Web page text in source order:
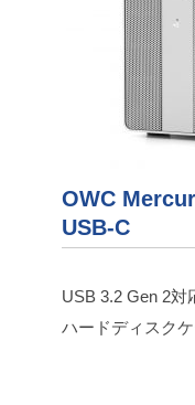
OWC
USB-C
USB 3.2 Gen 2対
ハードディスク